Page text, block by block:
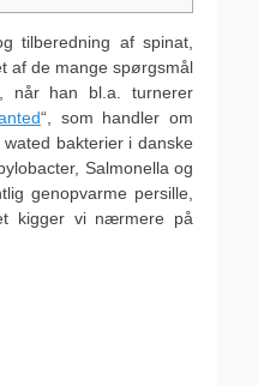
tilberedning af spinat,
af de mange spørgsmål
når han bl.a. turnerer
“, som handler om
bakterier i danske
Salmonella og
genopvarme persille,
kigger vi nærmere på